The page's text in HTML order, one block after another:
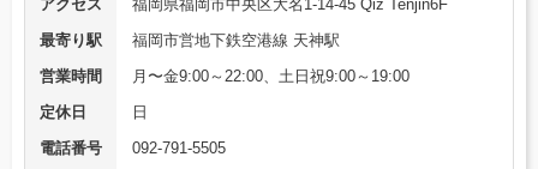
アクセス
福岡県福岡市中央区大名1-14-45 Qiz Tenjin6F
最寄り駅
福岡市営地下鉄空港線 天神駅
営業時間
月〜金9:00～22:00、土日祝9:00～19:00
定休日
日
電話番号
092-791-5505